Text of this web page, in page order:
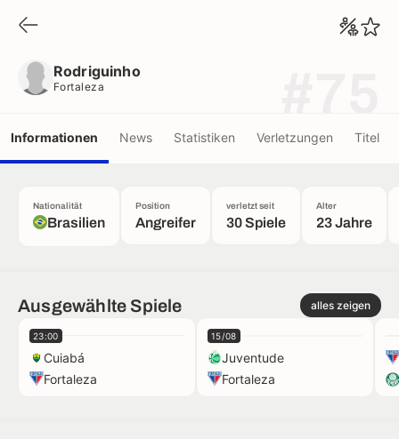
Rodriguinho
Fortaleza
Informationen News Statistiken Verletzungen Titel
Nationalität
Brasilien
Position
Angreifer
verletzt seit
30 Spiele
Alter
23 Jahre
Ausgewählte Spiele alles zeigen
23:00
Cuiabá
Fortaleza
15/08
Juventude
Fortaleza